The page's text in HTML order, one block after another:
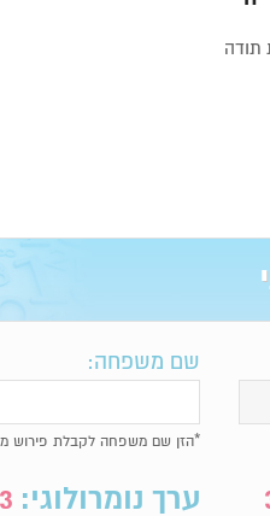
תודה
שם משפחה:
*הזן שם משפחה לקבלת פירוש
ערך נומרולוגי: